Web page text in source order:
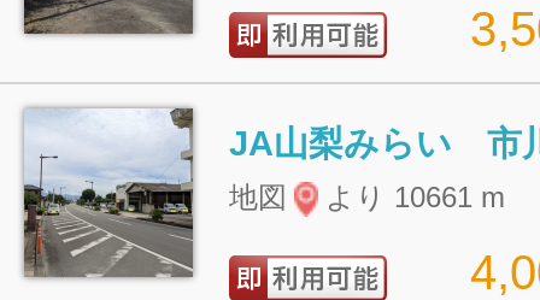
地図 より 10661 m